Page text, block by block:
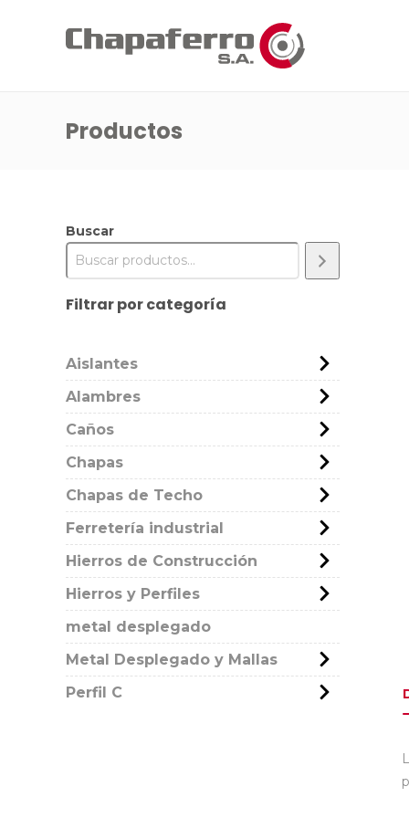
Productos
Buscar
Filtrar por categoría
Aislantes
Alambres
Caños
Chapas
Chapas de Techo
Ferretería industrial
Hierros de Construcción
Hierros y Perfiles
metal desplegado
Metal Desplegado y Mallas
Perfil C